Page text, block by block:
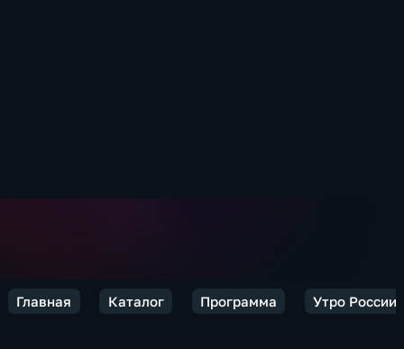
Главная Каталог Программа Утро России